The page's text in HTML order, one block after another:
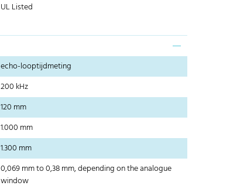
UL Listed
echo-looptijdmeting
200 kHz
120 mm
1.000 mm
1.300 mm
0,069 mm to 0,38 mm, depending on the analogue
window